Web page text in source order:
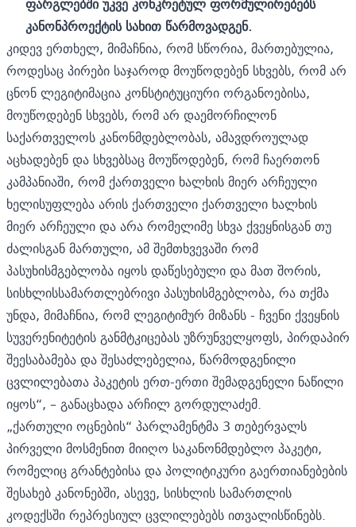
კანონპროექტის სახით წარმოვადგენ.
კიდევ ერთხელ, მიმაჩნია, რომ სწორია, მართებულია,
როდესაც პირები საჯაროდ მოუწოდებენ სხვებს, რომ არ
ცნონ ლეგიტიმაცია კონსტიტუციური ორგანოებისა,
მოუწოდებენ სხვებს, რომ არ დაემორჩილონ
საქართველოს კანონმდებლობას, ამავდროულად
აცხადებენ და სხვებსაც მოუწოდებენ, რომ ჩაერთონ
კამპანიაში, რომ ქართველი ხალხის მიერ არჩეული
ხელისუფლება არის ქართველი ქართველი ხალხის
მიერ არჩეული და არა რომელიმე სხვა ქვეყნისგან თუ
ძალისგან მართული, ამ შემთხვევაში რომ
პასუხისმგებლობა იყოს დაწესებული და მათ შორის,
სისხლისსამართლებრივი პასუხისმგებლობა, რა თქმა
უნდა, მიმაჩნია, რომ ლეგიტიმურ მიზანს - ჩვენი ქვეყნის
სუვერენიტეტის განმტკიცებას უზრუნველყოფს, პირდაპირ
შეესაბამება და შესაძლებელია, წარმოდგენილი
ცვლილებათა პაკეტის ერთ-ერთი შემადგენელი ნაწილი
იყოს“, – განაცხადა არჩილ გორდულაძემ.
„ქართული ოცნების“ პარლამენტმა 3 თებერვალს
პირველი მოსმენით მიიღო საკანონმდებლო პაკეტი,
რომელიც გრანტებისა და პოლიტიკური გაერთიანებების
შესახებ კანონებში, ასევე, სისხლის სამართლის
კოდექსში რეპრესიულ ცვლილებებს ითვალისწინებს.